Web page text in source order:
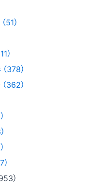
51）
）
378）
362）
）